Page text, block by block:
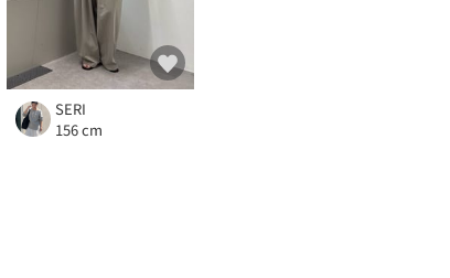
SERI
156 cm